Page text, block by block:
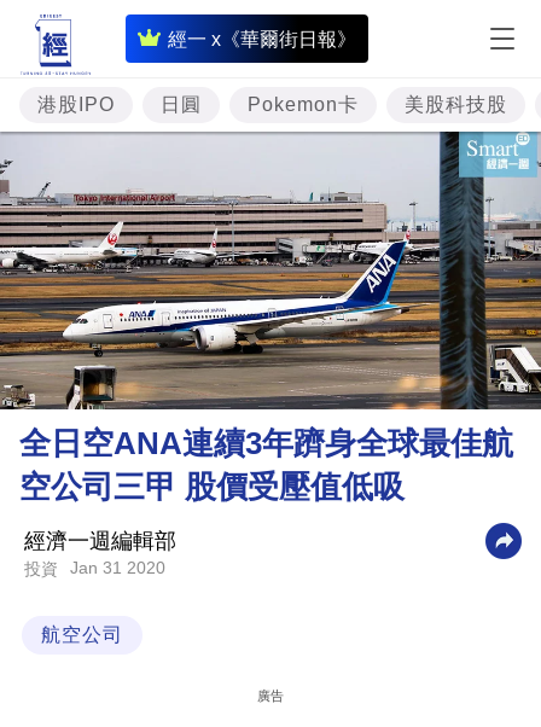
經一 x《華爾街日報》
即
時
財
經
題
投
資
樓
市
理
財
商
業
科
港股IPO 日圓 Pokemon卡 美股科技股
全日空ANA連續3年躋身全球最佳航
空公司三甲 股價受壓值低吸
經濟一週編輯部
投資 Jan 31 2020
航空公司
廣告